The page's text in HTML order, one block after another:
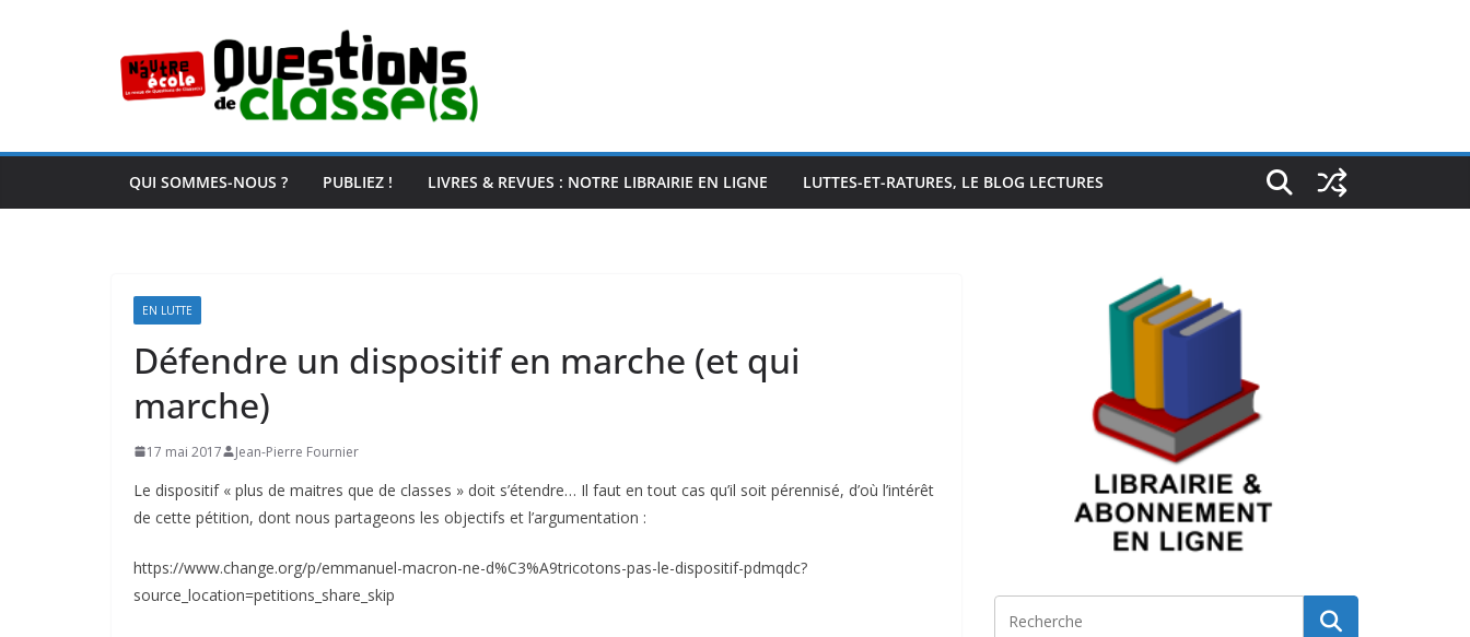
QUI SOMMES-NOUS ? PUBLIEZ ! LIVRES & REVUES : NOTRE LIBRAIRIE EN LIGNE LUTTES-ET-RATURES, LE BLOG LECTURES
EN LUTTE
Défendre un dispositif en marche (et qui
marche)
17 mai 2017 Jean-Pierre Fournier
Le dispositif « plus de maitres que de classes » doit s’étendre… Il faut en tout cas qu’il soit pérennisé, d’où l’intérêt
de cette pétition, dont nous partageons les objectifs et l’argumentation :
https://www.change.org/p/emmanuel-macron-ne-d%C3%A9tricotons-pas-le-dispositif-pdmqdc?
source_location=petitions_share_skip